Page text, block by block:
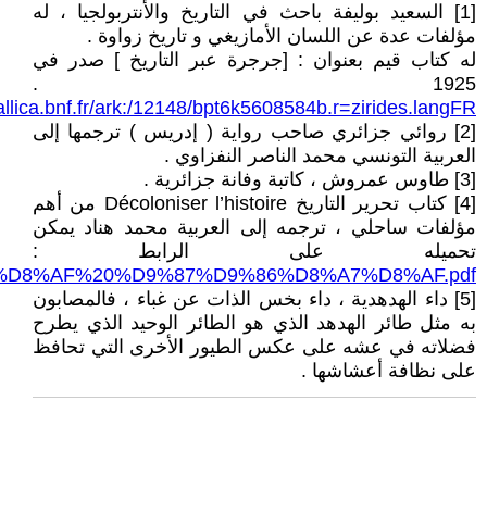
[1] السعيد بوليفة باحث في التاريخ والأنتربولجيا ، له
مؤلفات عدة عن اللسان الأمازيغي و تاريخ زواوة .
له كتاب قيم بعنوان : [جرجرة عبر التاريخ ] صدر في
1925 .
ark:/12148/bpt6k5608584b.r=zirides.langFR
[2] روائي جزائري صاحب رواية ( إدريس ) ترجمها إلى
العربية التونسي محمد الناصر النفزاوي .
[3] طاوس عمروش ، كاتبة وفانة جزائرية .
[4] كتاب تحرير التاريخ Décoloniser l’histoire من أهم
مؤلفات ساحلي ، ترجمه إلى العربية محمد هناد يمكن
تحميله على الرابط :
[5] داء الهدهدية ، داء بخس الذات عن غباء ، فالمصابون
به مثل طائر الهدهد الذي هو الطائر الوحيد الذي يطرح
فضلاته في عشه على عكس الطيور الأخرى التي تحافظ
على نظافة أعشاشها .